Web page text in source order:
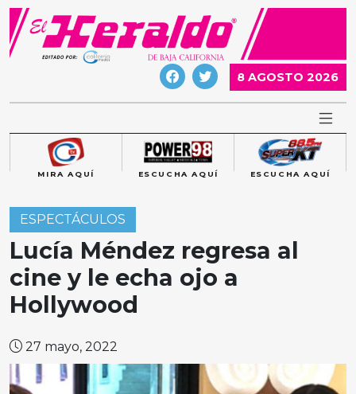
Skip
content
8 AGOSTO 2026
MIRA AQUÍ ESCUCHA AQUÍ ESCUCHA AQUÍ
ESPECTÁCULOS
Lucía Méndez regresa al
cine y le echa ojo a
Hollywood
27 mayo, 2022